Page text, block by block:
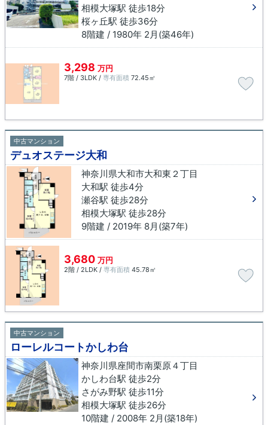
相模大塚駅 徒歩18分
桜ヶ丘駅 徒歩36分
8階建 / 1980年 2月(築46年)
3,298 万円
7階 / 3LDK / 専有面積 72.45㎡
中古マンション
デュオステージ大和
神奈川県大和市大和東２丁目
大和駅 徒歩4分
瀬谷駅 徒歩28分
相模大塚駅 徒歩28分
9階建 / 2019年 8月(築7年)
3,680 万円
2階 / 2LDK / 専有面積 45.78㎡
中古マンション
ローレルコートかしわ台
神奈川県座間市南栗原４丁目
かしわ台駅 徒歩2分
さがみ野駅 徒歩11分
相模大塚駅 徒歩26分
10階建 / 2008年 2月(築18年)